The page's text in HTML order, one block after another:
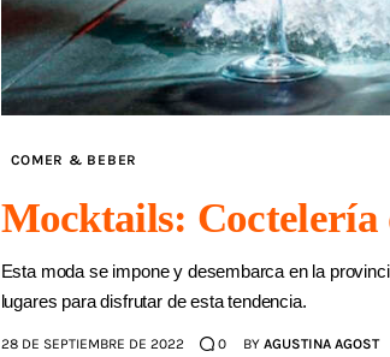
COMER & BEBER
Mocktails: Coctelería
Esta moda se impone y desembarca en la
lugares para disfrutar de esta tendencia.
28 DE SEPTIEMBRE DE 2022 0 BY AGUSTINA AGOST